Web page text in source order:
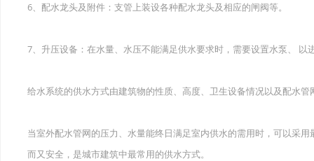
6、配水龙头及附件：支管上装设各种配水龙头及相应的闸阀等。
7、升压设备：在水量、水压不能满足供水要求时，需要设置水泵、
给水系统的供水方式由建筑物的性质、高度、卫生设备情况以及配水
当室外配水管网的压力、水量能终日满足室内供水的需用时，可以采
而又安全，是城市建筑中最常用的供水方式。